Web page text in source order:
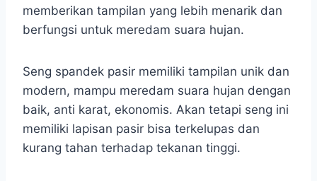
memberikan tampilan yang lebih menarik dan
berfungsi untuk meredam suara hujan.
Seng spandek pasir memiliki tampilan unik dan
modern, mampu meredam suara hujan dengan
baik, anti karat, ekonomis. Akan tetapi seng ini
memiliki lapisan pasir bisa terkelupas dan
kurang tahan terhadap tekanan tinggi.